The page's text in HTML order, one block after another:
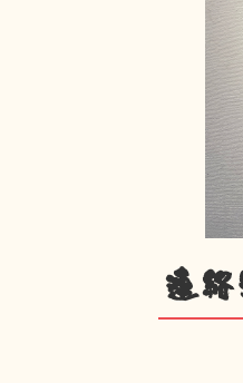
連絡